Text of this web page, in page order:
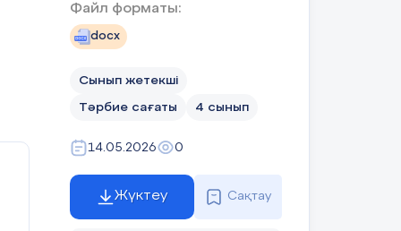
Файл форматы:
docx
Сынып жетекші
Тәрбие сағаты 4 сынып
14.05.2026 0
Жүктеу Сақтау